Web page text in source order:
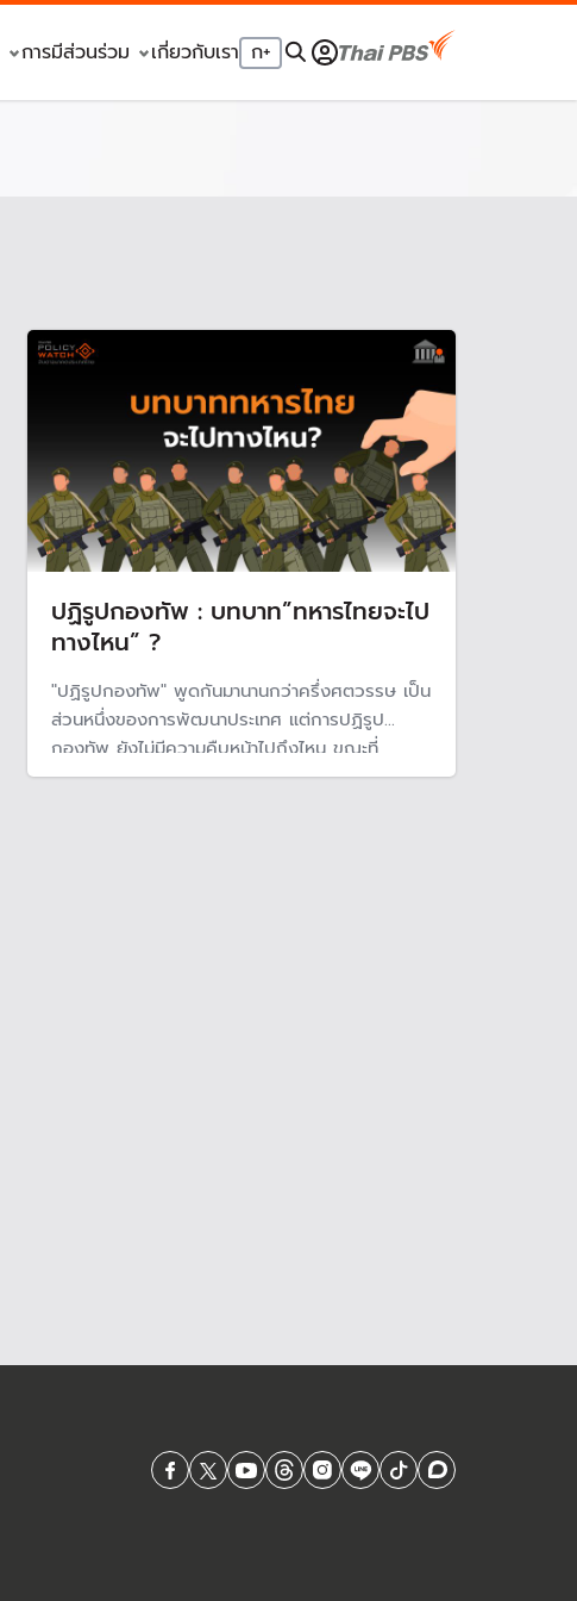
การมีส่วนร่วม เกี่ยวกับเรา ก+
ปฏิรูปกองทัพ : บทบาท”ทหารไทยจะไป
ทางไหน” ?
"ปฏิรูปกองทัพ" พูดกันมานานกว่าครึ่งศตวรรษ เป็น
ส่วนหนึ่งของการพัฒนาประเทศ แต่การปฏิรูป
กองทัพ ยังไม่มีความคืบหน้าไปถึงไหน ขณะที่
กองทัพยังมอง "ชาติ" ไม่นับรวมประชาชน จึงยังพบ